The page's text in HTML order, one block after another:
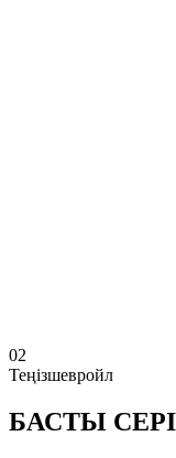
02
Теңізшевройл
БАСТЫ